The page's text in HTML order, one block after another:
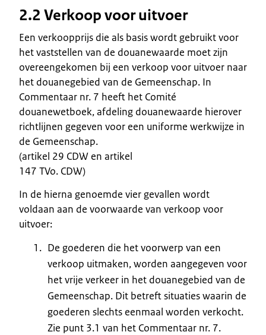
2.2 Verkoop voor uitvoer
Een verkoopprijs die als basis wordt gebruikt voor
het vaststellen van de douanewaarde moet zijn
overeengekomen bij een verkoop voor uitvoer naar
het douanegebied van de Gemeenschap. In
Commentaar nr. 7 heeft het Comité
douanewetboek, afdeling douanewaarde hierover
richtlijnen gegeven voor een uniforme werkwijze in
de Gemeenschap.
(artikel 29 CDW en artikel
147 TVo. CDW)
In de hierna genoemde vier gevallen wordt
voldaan aan de voorwaarde van verkoop voor
uitvoer:
De goederen die het voorwerp van een
verkoop uitmaken, worden aangegeven voor
het vrije verkeer in het douanegebied van de
Gemeenschap. Dit betreft situaties waarin de
goederen slechts eenmaal worden verkocht.
Zie punt 3.1 van het Commentaar nr. 7.